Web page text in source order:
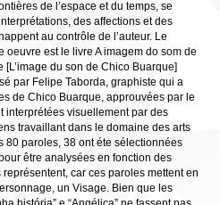
de l’espace et du temps, se
des affections et des
au contrôle de l’auteur. Le
oeuvre est le livre A imagem do som de
[L’image du son de Chico Buarque]
par Felipe Taborda, graphiste qui a
de Chico Buarque, approuvées par le
interprétées visuellement par des
travaillant dans le domaine des arts
80 paroles, 38 ont éte sélectionnées
être analysées en fonction des
car ces paroles mettent en
un Visage. Bien que les